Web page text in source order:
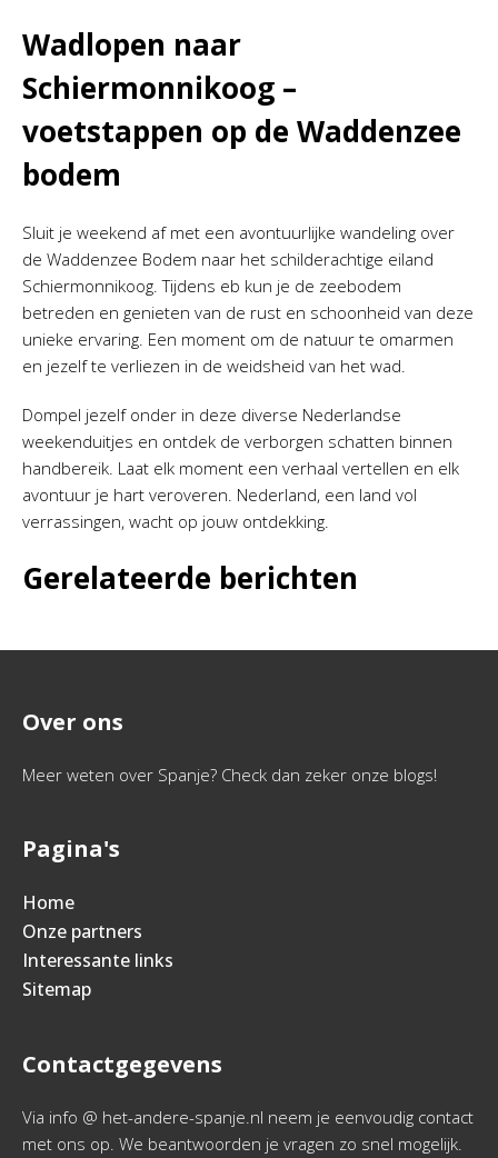
Wadlopen naar
Schiermonnikoog –
voetstappen op de Waddenzee
bodem
Sluit je weekend af met een avontuurlijke wandeling over
de Waddenzee Bodem naar het schilderachtige eiland
Schiermonnikoog. Tijdens eb kun je de zeebodem
betreden en genieten van de rust en schoonheid van deze
unieke ervaring. Een moment om de natuur te omarmen
en jezelf te verliezen in de weidsheid van het wad.
Dompel jezelf onder in deze diverse Nederlandse
weekenduitjes en ontdek de verborgen schatten binnen
handbereik. Laat elk moment een verhaal vertellen en elk
avontuur je hart veroveren. Nederland, een land vol
verrassingen, wacht op jouw ontdekking.
Gerelateerde berichten
Over ons
Meer weten over Spanje? Check dan zeker onze blogs!
Pagina's
Home
Onze partners
Interessante links
Sitemap
Contactgegevens
Via info @ het-andere-spanje.nl neem je eenvoudig contact
met ons op. We beantwoorden je vragen zo snel mogelijk.